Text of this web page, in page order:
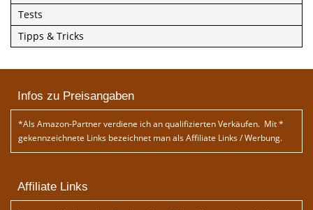
Tests
Tipps & Tricks
Infos zu Preisangaben
*Als Amazon-Partner verdiene ich an qualifizierten Verkäufen. Mit *
gekennzeichnete Links bezeichnet man als Affiliate Links / Werbung.
Affiliate Links